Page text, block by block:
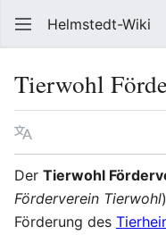
Helmstedt-Wiki
Tierwohl
Sprache
Der Tierwohl
Förderverein Tierwohl
Förderung des